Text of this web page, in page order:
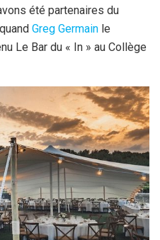
été partenaires du
Greg Germain le
Le Bar du « In » au Collège